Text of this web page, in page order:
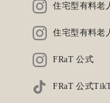
住宅型有料老
住宅型有料老
FRaT 公式
FRaT 公式